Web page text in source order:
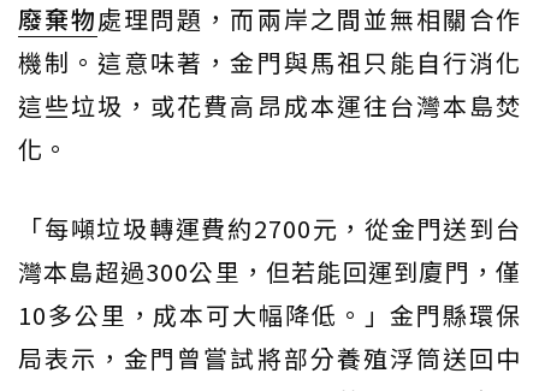
廢棄物處理問題，而兩岸之間並無相關合作
機制。這意味著，金門與馬祖只能自行消化
這些垃圾，或花費高昂成本運往台灣本島焚
化。
「每噸垃圾轉運費約2700元，從金門送到台
灣本島超過300公里，但若能回運到廈門，僅
10多公里，成本可大幅降低。」金門縣環保
局表示，金門曾嘗試將部分養殖浮筒送回中